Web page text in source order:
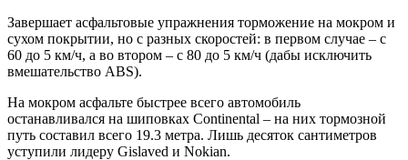
Завершает асфальтовые упражнения торможение на мокром и
сухом покрытии, но с разных скоростей: в первом случае – с
60 до 5 км/ч, а во втором – с 80 до 5 км/ч (дабы исключить
вмешательство ABS).
На мокром асфальте быстрее всего автомобиль
останавливался на шиповках Continental – на них тормозной
путь составил всего 19.3 метра. Лишь десяток сантиметров
уступили лидеру Gislaved и Nokian.